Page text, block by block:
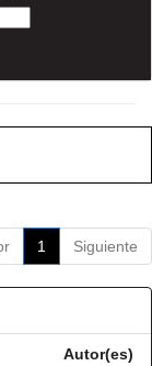
1 Siguiente
Autor(es)